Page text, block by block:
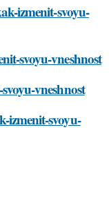
izmenit-svoyu-
svoyu-vneshnost
vneshnost
izmenit-svoyu-